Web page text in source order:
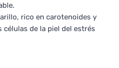
rico en carotenoides y
células de la piel del estrés